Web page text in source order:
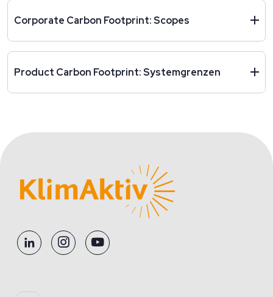
Corporate Carbon Footprint: Scopes
Product Carbon Footprint: Systemgrenzen